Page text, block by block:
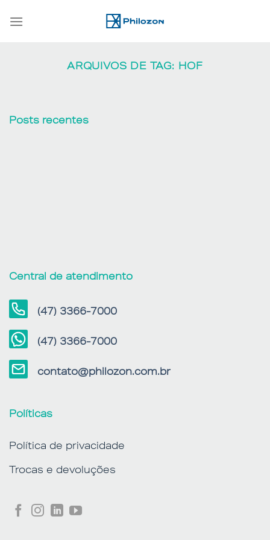
ARQUIVOS DE TAG: HOF
Posts recentes
Central de atendimento
(47) 3366-7000
(47) 3366-7000
contato@philozon.com.br
Políticas
Política de privacidade
Trocas e devoluções